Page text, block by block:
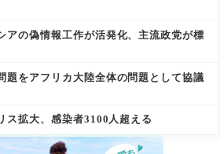
アの偽情報工作が活発化、主流政党が標
題をアフリカ大陸全体の問題として協議
ス拡大、感染者3100人超える